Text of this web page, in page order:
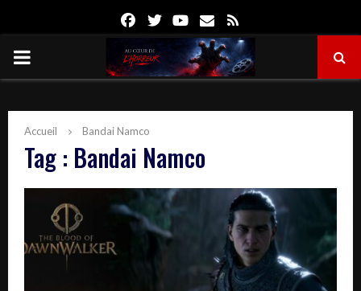
FacebookTwitterYoutube
Email
PRIMARY
Accueil Bandai Namco
Tag : Bandai Namco